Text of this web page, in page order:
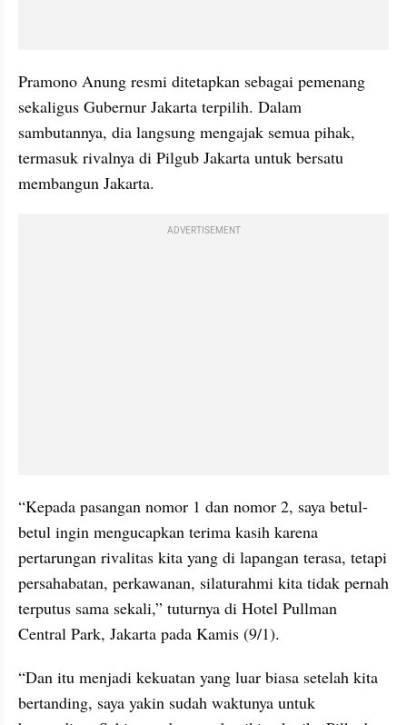
Pramono Anung resmi ditetapkan sebagai pemenang
sekaligus Gubernur Jakarta terpilih. Dalam
sambutannya, dia langsung mengajak semua pihak,
termasuk rivalnya di Pilgub Jakarta untuk bersatu
membangun Jakarta.
ADVERTISEMENT
“Kepada pasangan nomor 1 dan nomor 2, saya betul-
betul ingin mengucapkan terima kasih karena
pertarungan rivalitas kita yang di lapangan terasa, tetapi
persahabatan, perkawanan, silaturahmi kita tidak pernah
terputus sama sekali,” tuturnya di Hotel Pullman
Central Park, Jakarta pada Kamis (9/1).
“Dan itu menjadi kekuatan yang luar biasa setelah kita
bertanding, saya yakin sudah waktunya untuk